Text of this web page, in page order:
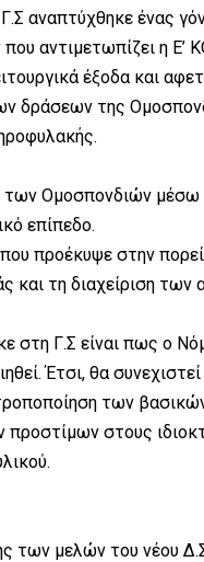
αναπτύχθηκε ένας
αντιμετωπίζει η
έξοδα και
δράσεων της
των Ομοσπονδιών μέσω
επίπεδο.
προέκυψε στην
και τη διαχείριση
στη Γ.Σ είναι πως ο
Έτσι, θα
των
προστίμων στους
των μελών του νέου